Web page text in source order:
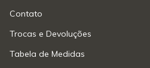
Contato
Trocas e Devoluções
Tabela de Medidas